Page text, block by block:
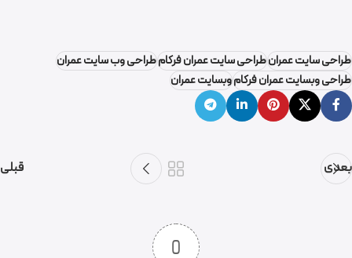
طراحی سایت عمرانطراحی سایت عمران فرکامطراحی وب سایت عمران
طراحی وبسایت عمران فرکاموبسایت عمران
بعدی قبلی
0